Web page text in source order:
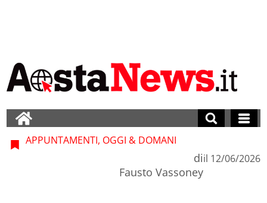
APPUNTAMENTI, OGGI & DOMANI
di
Fausto Vassoney
il 12/06/2026